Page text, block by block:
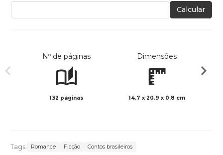
Calcular
Nº de páginas
132 páginas
Dimensões
14.7 x 20.9 x 0.8 cm
Tags: Romance Ficção Contos brasileiros